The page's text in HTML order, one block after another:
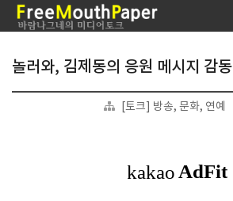
놀러와, 김제동의 응원 메시지 감동
[토크] 방송, 문화, 연예